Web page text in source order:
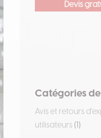
Devis
Catégories
Avis et retours
utilisateurs (1)